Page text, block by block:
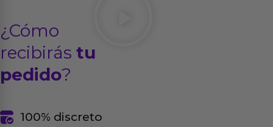
¿Cómo
recibirás tu
pedido?
100% discreto